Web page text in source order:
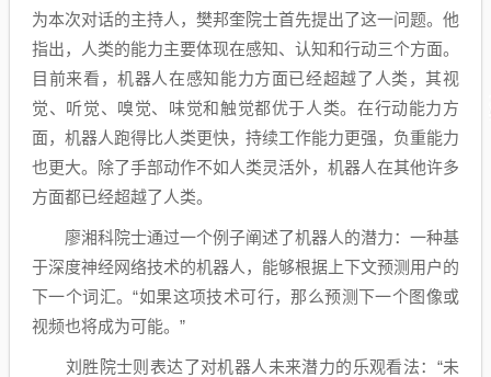
为本次对话的主持人，樊邦奎院士首先提出了这一问题。他
指出，人类的能力主要体现在感知、认知和行动三个方面。
目前来看，机器人在感知能力方面已经超越了人类，其视
觉、听觉、嗅觉、味觉和触觉都优于人类。在行动能力方
面，机器人跑得比人类更快，持续工作能力更强，负重能力
也更大。除了手部动作不如人类灵活外，机器人在其他许多
方面都已经超越了人类。
廖湘科院士通过一个例子阐述了机器人的潜力：一种基
于深度神经网络技术的机器人，能够根据上下文预测用户的
下一个词汇。“如果这项技术可行，那么预测下一个图像或
视频也将成为可能。”
刘胜院士则表达了对机器人未来潜力的乐观看法：“未